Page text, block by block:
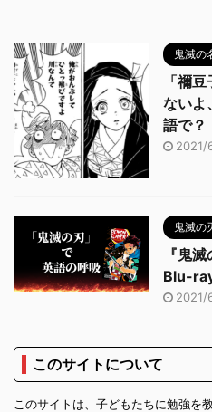
鬼滅の
「禰
ないよ
語で
2021/
鬼滅の
『鬼
Blu-
2021/
このサイトについて
このサイトは、子どもたちに勉強を